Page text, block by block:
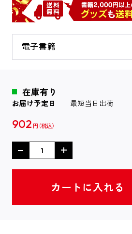
電子書籍
在庫有り
お届け予定日 最短当日出荷
902 円